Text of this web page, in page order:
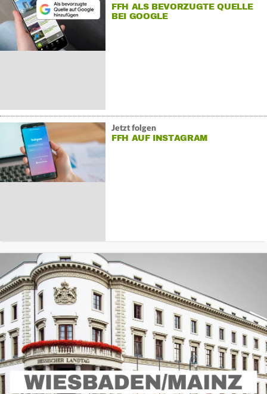
FFH ALS BEVORZUGTE QUELLE
BEI GOOGLE
Jetzt folgen
FFH AUF INSTAGRAM